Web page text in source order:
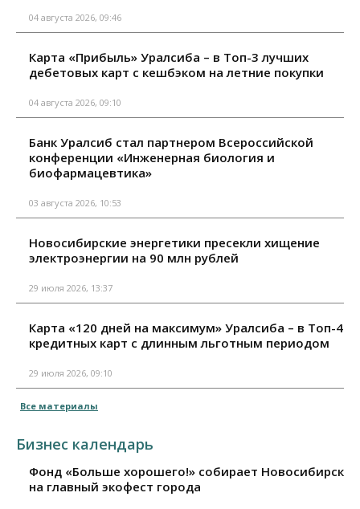
04 августа 2026, 09:46
Карта «Прибыль» Уралсиба – в Топ-3 лучших
дебетовых карт с кешбэком на летние покупки
04 августа 2026, 09:10
Банк Уралсиб стал партнером Всероссийской
конференции «Инженерная биология и
биофармацевтика»
03 августа 2026, 10:53
Новосибирские энергетики пресекли хищение
электроэнергии на 90 млн рублей
29 июля 2026, 13:37
Карта «120 дней на максимум» Уралсиба – в Топ-4
кредитных карт с длинным льготным периодом
29 июля 2026, 09:10
Все материалы
Бизнес календарь
Фонд «Больше хорошего!» собирает Новосибирск
на главный экофест города